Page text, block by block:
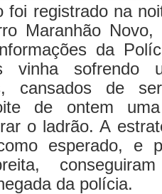
foi registrado na
Maranhão Novo,
da
vinha sofrendo
cansados de
de ontem
o ladrão. A
esperado, e
da polícia.